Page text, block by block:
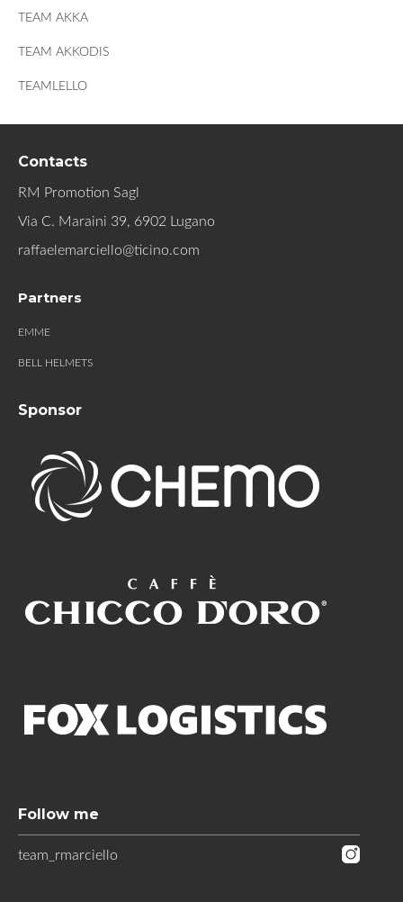
TEAM AKKA
TEAM AKKODIS
TEAMLELLO
Contacts
RM Promotion Sagl
Via C. Maraini 39, 6902 Lugano
raffaelemarciello@ticino.com
Partners
EMME
BELL HELMETS
Sponsor
Follow me
team_rmarciello